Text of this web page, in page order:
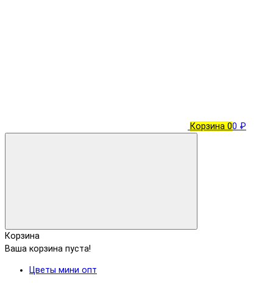
Корзина 00 ₽
Корзина
Ваша корзина пуста!
Цветы мини опт